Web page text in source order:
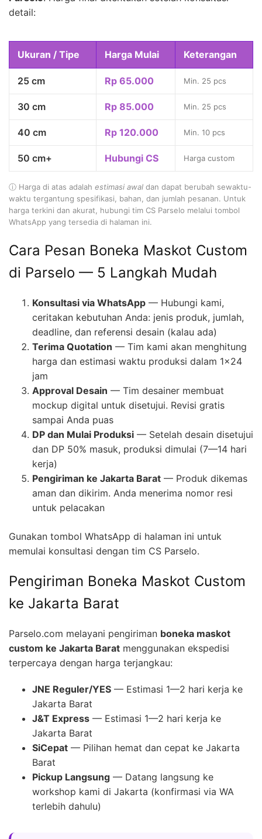
detail:
Ukuran / Tipe Harga Mulai Keterangan
25 cm Rp 65.000 Min. 25 pcs
30 cm Rp 85.000 Min. 25 pcs
40 cm Rp 120.000 Min. 10 pcs
50 cm+ Hubungi CS Harga custom
ⓘ Harga di atas adalah estimasi awal dan dapat berubah sewaktu-
waktu tergantung spesifikasi, bahan, dan jumlah pesanan. Untuk
harga terkini dan akurat, hubungi tim CS Parselo melalui tombol
WhatsApp yang tersedia di halaman ini.
Cara Pesan Boneka Maskot Custom
di Parselo — 5 Langkah Mudah
Konsultasi via WhatsApp — Hubungi kami,
ceritakan kebutuhan Anda: jenis produk, jumlah,
deadline, dan referensi desain (kalau ada)
Terima Quotation — Tim kami akan menghitung
harga dan estimasi waktu produksi dalam 1×24
jam
Approval Desain — Tim desainer membuat
mockup digital untuk disetujui. Revisi gratis
sampai Anda puas
DP dan Mulai Produksi — Setelah desain disetujui
dan DP 50% masuk, produksi dimulai (7—14 hari
kerja)
Pengiriman ke Jakarta Barat — Produk dikemas
aman dan dikirim. Anda menerima nomor resi
untuk pelacakan
Gunakan tombol WhatsApp di halaman ini untuk
memulai konsultasi dengan tim CS Parselo.
Pengiriman Boneka Maskot Custom
ke Jakarta Barat
Parselo.com melayani pengiriman boneka maskot
custom ke Jakarta Barat menggunakan ekspedisi
terpercaya dengan harga terjangkau:
JNE Reguler/YES — Estimasi 1—2 hari kerja ke
Jakarta Barat
J&T Express — Estimasi 1—2 hari kerja ke
Jakarta Barat
SiCepat — Pilihan hemat dan cepat ke Jakarta
Barat
Pickup Langsung — Datang langsung ke
workshop kami di Jakarta (konfirmasi via WA
terlebih dahulu)